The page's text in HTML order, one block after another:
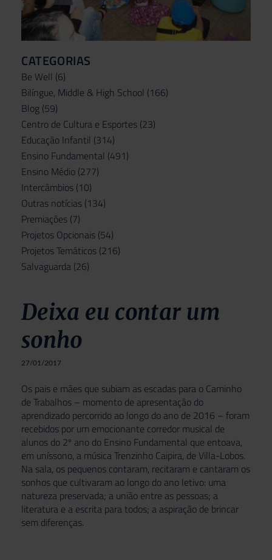
CATEGORIAS
Be Well (6)
Bilíngue, Middle & High School (166)
Blog (59)
Centro de Cultura e Esportes (23)
Educação Infantil (314)
Ensino Fundamental (491)
Ensino Médio (277)
Intercâmbios (10)
Outras notícias (134)
Premiações (7)
Projetos Opcionais (54)
Projetos Temáticos (216)
Salvaguarda (26)
Deixa eu contar um
sonho
27/01/2017
Os pais e mães que subiam as escadas para o Caminho
de Trabalhos – momento de apresentação do
aprendizado percorrido ao longo do ano de 2016 – foram
recebidos por um emocionante corredor musical de
alunos do 2º ano do Ensino Fundamental que entoava,
em uníssono, a música Trenzinho Caipira, de Villa-Lobos.
Na sala, os pequenos contaram, recitaram e cantaram os
sonhos que cultivaram ao longo do ano letivo: uma
natureza preservada; a união entre as pessoas; a
literatura e a escrita para todos; a aspiração de brincar
sem diferenças.